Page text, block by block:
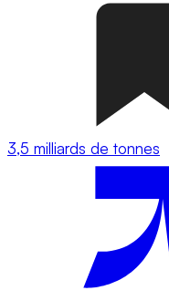
3,5 milliards de tonnes